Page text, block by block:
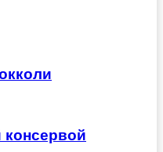
консервой